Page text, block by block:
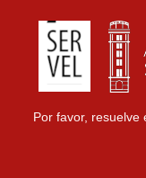
Por favor, resuelve